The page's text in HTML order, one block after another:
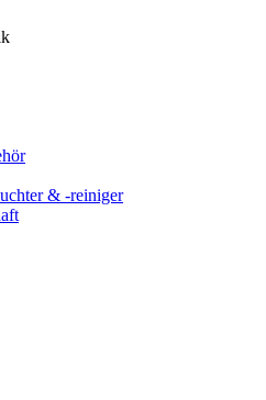
& -reiniger